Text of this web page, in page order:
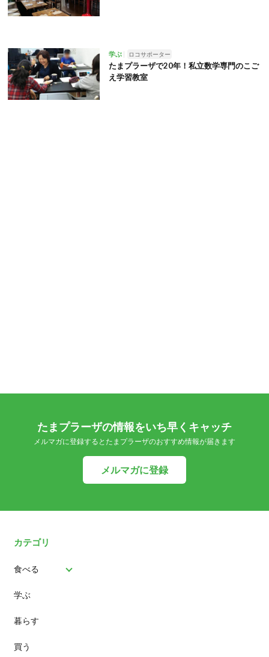
学ぶ ロコサポーター
たまプラーザで20年！私立数学専門のこご
え学習教室
たまプラーザの情報をいち早くキャッチ
メルマガに登録するとたまプラーザのおすすめ情報が届きます
メルマガに登録
カテゴリ
食べる
パン
スイーツ
ランチ
学ぶ
暮らす
買う